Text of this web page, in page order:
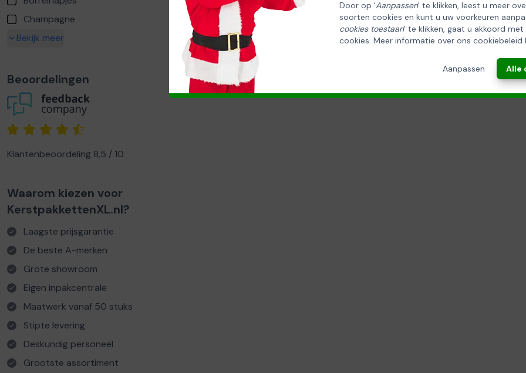
Door op 'Aanpassen' te klikken, leest u meer
soorten cookies en kunt u uw voorkeuren
cookies toestaan' te klikken, gaat u akkoord
cookies. Meer informatie over ons cookiebeleid
Aanpassen Alle
Champagne
Bekijk meer
Beoordelingen
Klantenbeoordeling 8,5 / 10
Waarom kiezen voor
KerstpakkettenXL.nl?
Laagste prijsgarantie
De beste A-merken
Grote showroom
Eigen inpakcentrale
Maatwerk vanaf 50 stuks
Stipte levering
Deskundig personeel
Grootste assortiment
INSCHRIJVEN!